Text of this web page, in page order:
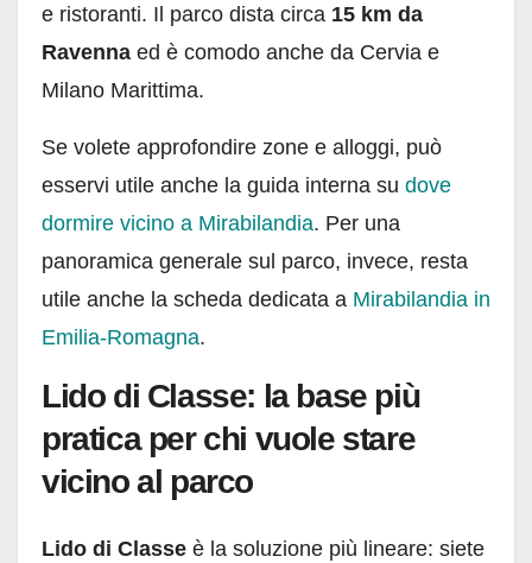
e ristoranti. Il parco dista circa 15 km da
Ravenna ed è comodo anche da Cervia e
Milano Marittima.
Se volete approfondire zone e alloggi, può
esservi utile anche la guida interna su dove
dormire vicino a Mirabilandia. Per una
panoramica generale sul parco, invece, resta
utile anche la scheda dedicata a Mirabilandia in
Emilia-Romagna.
Lido di Classe: la base più
pratica per chi vuole stare
vicino al parco
Lido di Classe è la soluzione più lineare: siete